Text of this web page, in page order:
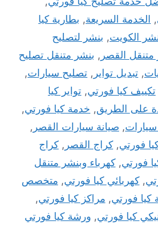
, الخدمة السريعة, بطارية كيا
الكويت, بنشر لتصليح
متنقل القصر , بنشر متنقل تصليح
, تبديل تواير , تصليح سيارات,
تكييف كيا فورتي, تواير كيا
على الطريق, خدمة كيا فورتي,
سيارات, صيانة سيارات القصر ,
فورتي, كراج القصر , كراج
فورتي, كهرباء وبنشر متنقل
, كهربائي كيا فورتي, متخصص
كيا فورتي, مراكز كيا فورتي,
كيا فورتي, ورشة كيا فورتي